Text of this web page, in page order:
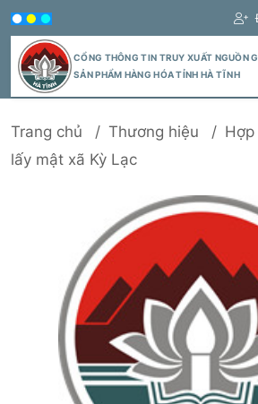
CỔNG THÔNG TIN TRUY XUẤT NGUỒN
SẢN PHẨM HÀNG HÓA TỈNH HÀ TĨNH
Trang chủ Thương hiệu
lấy mật xã Kỳ Lạc